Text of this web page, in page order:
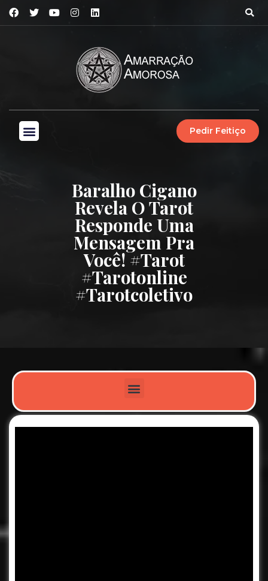
Pedir Feitiço
Baralho Cigano
Revela O Tarot
Responde Uma
Mensagem Pra
Você! #tarot
#tarotonline
#tarotcoletivo